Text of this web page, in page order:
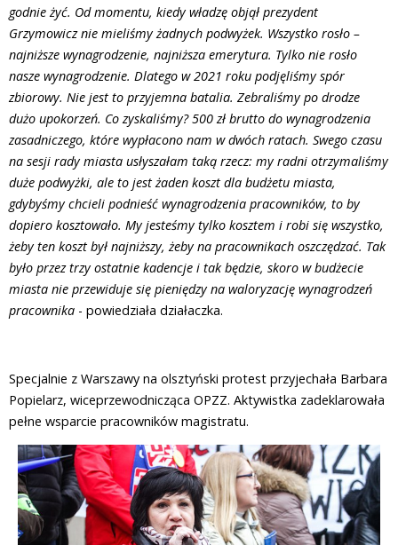
godnie żyć. Od momentu, kiedy władzę objął prezydent
Grzymowicz nie mieliśmy żadnych podwyżek. Wszystko rosło –
najniższe wynagrodzenie, najniższa emerytura. Tylko nie rosło
nasze wynagrodzenie. Dlatego w 2021 roku podjęliśmy spór
zbiorowy. Nie jest to przyjemna batalia. Zebraliśmy po drodze
dużo upokorzeń. Co zyskaliśmy? 500 zł brutto do wynagrodzenia
zasadniczego, które wypłacono nam w dwóch ratach. Swego czasu
na sesji rady miasta usłyszałam taką rzecz: my radni otrzymaliśmy
duże podwyżki, ale to jest żaden koszt dla budżetu miasta,
gdybyśmy chcieli podnieść wynagrodzenia pracowników, to by
dopiero kosztowało. My jesteśmy tylko kosztem i robi się wszystko,
żeby ten koszt był najniższy, żeby na pracownikach oszczędzać. Tak
było przez trzy ostatnie kadencje i tak będzie, skoro w budżecie
miasta nie przewiduje się pieniędzy na waloryzację wynagrodzeń
pracownika - powiedziała działaczka.
Specjalnie z Warszawy na olsztyński protest przyjechała Barbara
Popielarz, wiceprzewodnicząca OPZZ. Aktywistka zadeklarowała
pełne wsparcie pracowników magistratu.